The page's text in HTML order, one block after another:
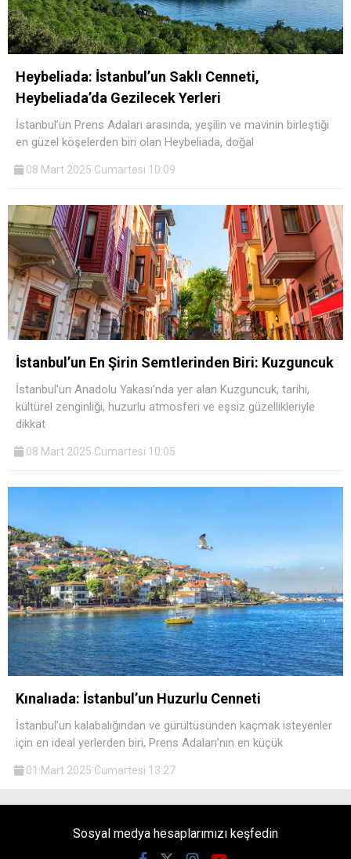
Heybeliada: İstanbul’un Saklı Cenneti,
Heybeliada’da Gezilecek Yerleri
İstanbul’un Prens Adaları arasında, yeşilin ve mavinin birleştiği
en güzel köşelerden biri olan Heybeliada, doğal
08 Mart 2025 Cumartesi 10:09
İstanbul’un En Şirin Semtlerinden Biri: Kuzguncuk
İstanbul’un Anadolu Yakası’nda yer alan Kuzguncuk, tarihi,
kültürel zenginliği, huzurlu atmosferi ve eşsiz güzellikleriyle
dikkat
08 Mart 2025 Cumartesi 10:05
Kınalıada: İstanbul’un Huzurlu Cenneti
İstanbul’un kalabalığından ve gürültüsünden kaçmak isteyenler
için en ideal yerlerden biri, Prens Adaları’nın en küçük
01 Mart 2025 Cumartesi 13:27
Sosyal medya hesaplarımızı keşfedin